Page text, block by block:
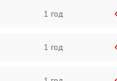
1 год
1 год